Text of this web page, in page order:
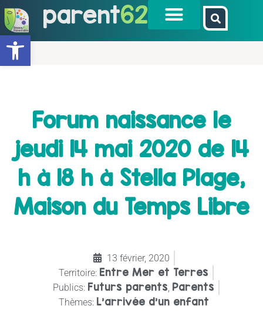
Ouvrir la barre d’outils
parent62
Forum naissance le
jeudi 14 mai 2020 de 14
h à 18 h à Stella Plage,
Maison du Temps Libre
13 février, 2020
Territoire: Entre Mer et Terres
Publics: Futurs parents Parents
Thèmes: L'arrivée d'un enfant